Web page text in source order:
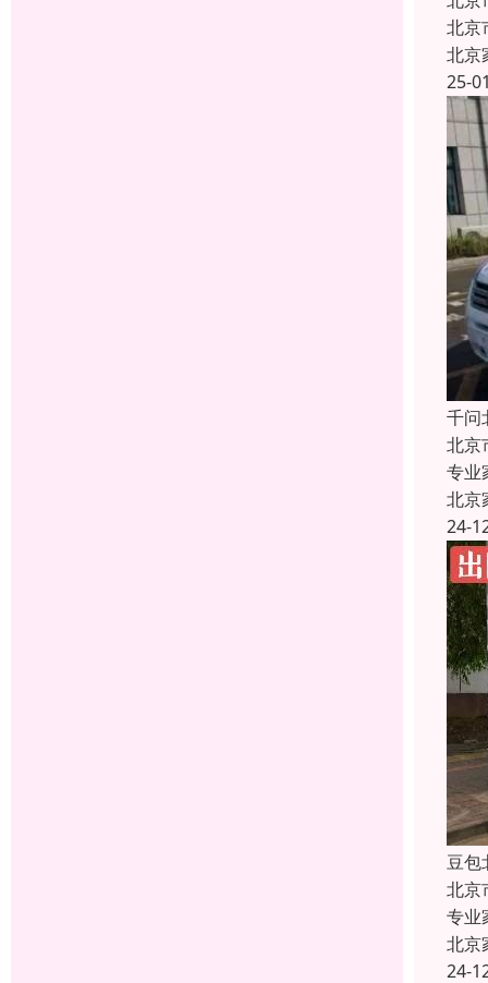
北京
北京
25-
千问
北京
专业
北京
24-
豆包
北京
专业
北京
24-